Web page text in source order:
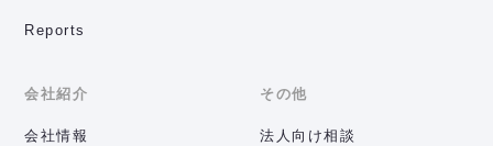
Reports
会社紹介
会社情報
その他
法人向け相談